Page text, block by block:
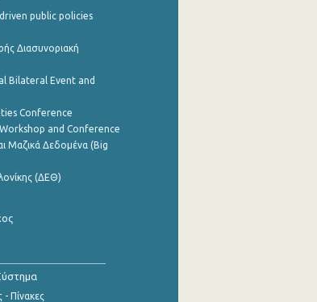
public policies
Διασυνοριακή
Bilateral Event and
Conference
and Conference
Μαζικά Δεδομένα (Big
(ΔΕΘ)
- Πίνακες